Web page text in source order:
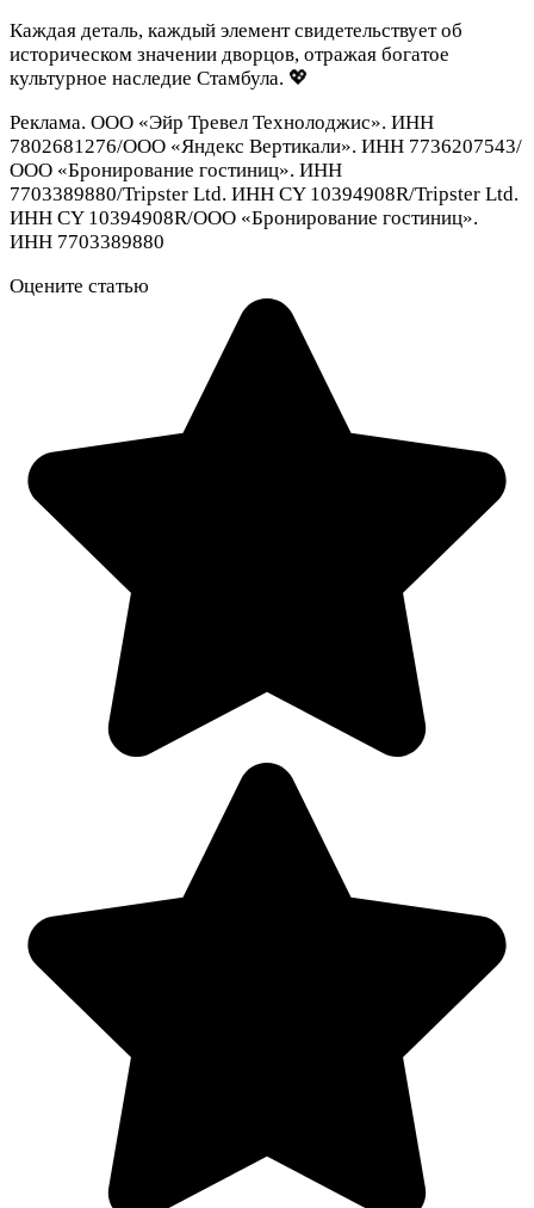
Каждая деталь, каждый элемент свидетельствует об
историческом значении дворцов, отражая богатое
культурное наследие Стамбула. 💖
Реклама. ООО «Эйр Тревел Технолоджис». ИНН
7802681276/ООО «Яндекс Вертикали». ИНН 7736207543/
ООО «Бронирование гостиниц». ИНН
7703389880/Tripster Ltd. ИНН CY 10394908R/Tripster Ltd.
ИНН CY 10394908R/ООО «Бронирование гостиниц».
ИНН 7703389880
Оцените статью